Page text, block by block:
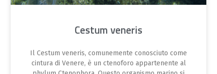
Cestum veneris
Il Cestum veneris, comunemente conosciuto come
cintura di Venere, è un ctenoforo appartenente al